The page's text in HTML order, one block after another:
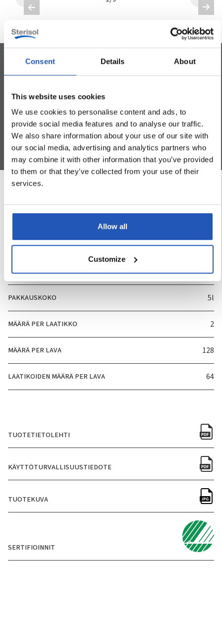
Consent Details About
This website uses cookies
We use cookies to personalise content and ads, to
provide social media features and to analyse our traffic.
We also share information about your use of our site with
our social media, advertising and analytics partners who
may combine it with other information that you’ve provided
to them or that they’ve collected from your use of their
services.
Allow all
Customize
 
Säilöntäaineeton
Voidaan käyttää koko keholle
Dermatologisesti testattu
Tuotetiedot
TUOTENUMERO 4817
HAJUVESI Ei
PAKKAUSKOKO 5l
MÄÄRÄ PER LAATIKKO 2
MÄÄRÄ PER LAVA 128
LAATIKOIDEN MÄÄRÄ PER LAVA 64
TUOTETIETOLEHTI
KÄYTTÖTURVALLISUUSTIEDOTE
TUOTEKUVA
SERTIFIOINNIT